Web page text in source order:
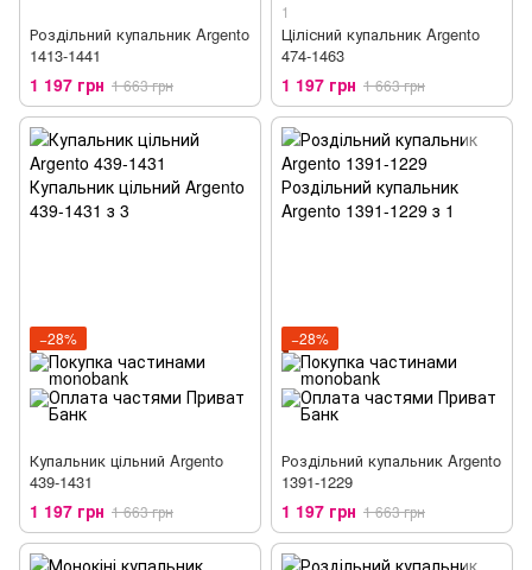
Роздільний купальник Argento
1413-1441
1 197 грн 1 663 грн
1
Цілісний купальник Argento
474-1463
1 197 грн 1 663 грн
−28%
Купальник цільний Argento
439-1431
1 197 грн 1 663 грн
−28%
Роздільний купальник Argento
1391-1229
1 197 грн 1 663 грн